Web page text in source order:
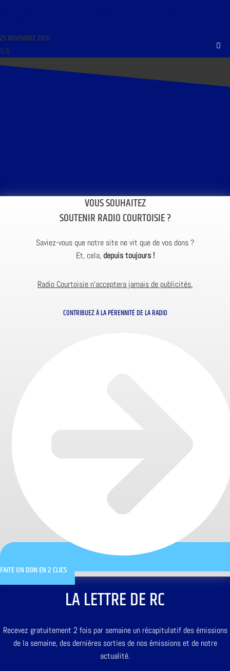
25 NOVEMBRE 2020
VOUS SOUHAITEZ
SOUTENIR RADIO COURTOISIE ?
Saviez-vous que notre site ne vit que de vos dons ?
Et, cela, depuis toujours !
Radio Courtoisie n’acceptera jamais de publicités.
CONTRIBUEZ À LA PÉRENNITÉ DE LA RADIO
FAITE UN DON EN 2 CLICS
LA LETTRE DE RC
Recevez gratuitement 2 fois par semaine un récapitulatif des émissions
de la semaine, des dernières sorties de nos émissions et de notre
actualité.